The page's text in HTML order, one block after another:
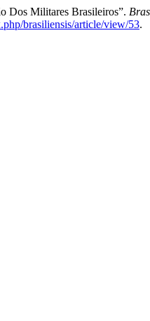
Dos Militares Brasileiros”.
brasiliensis/article/view/53.